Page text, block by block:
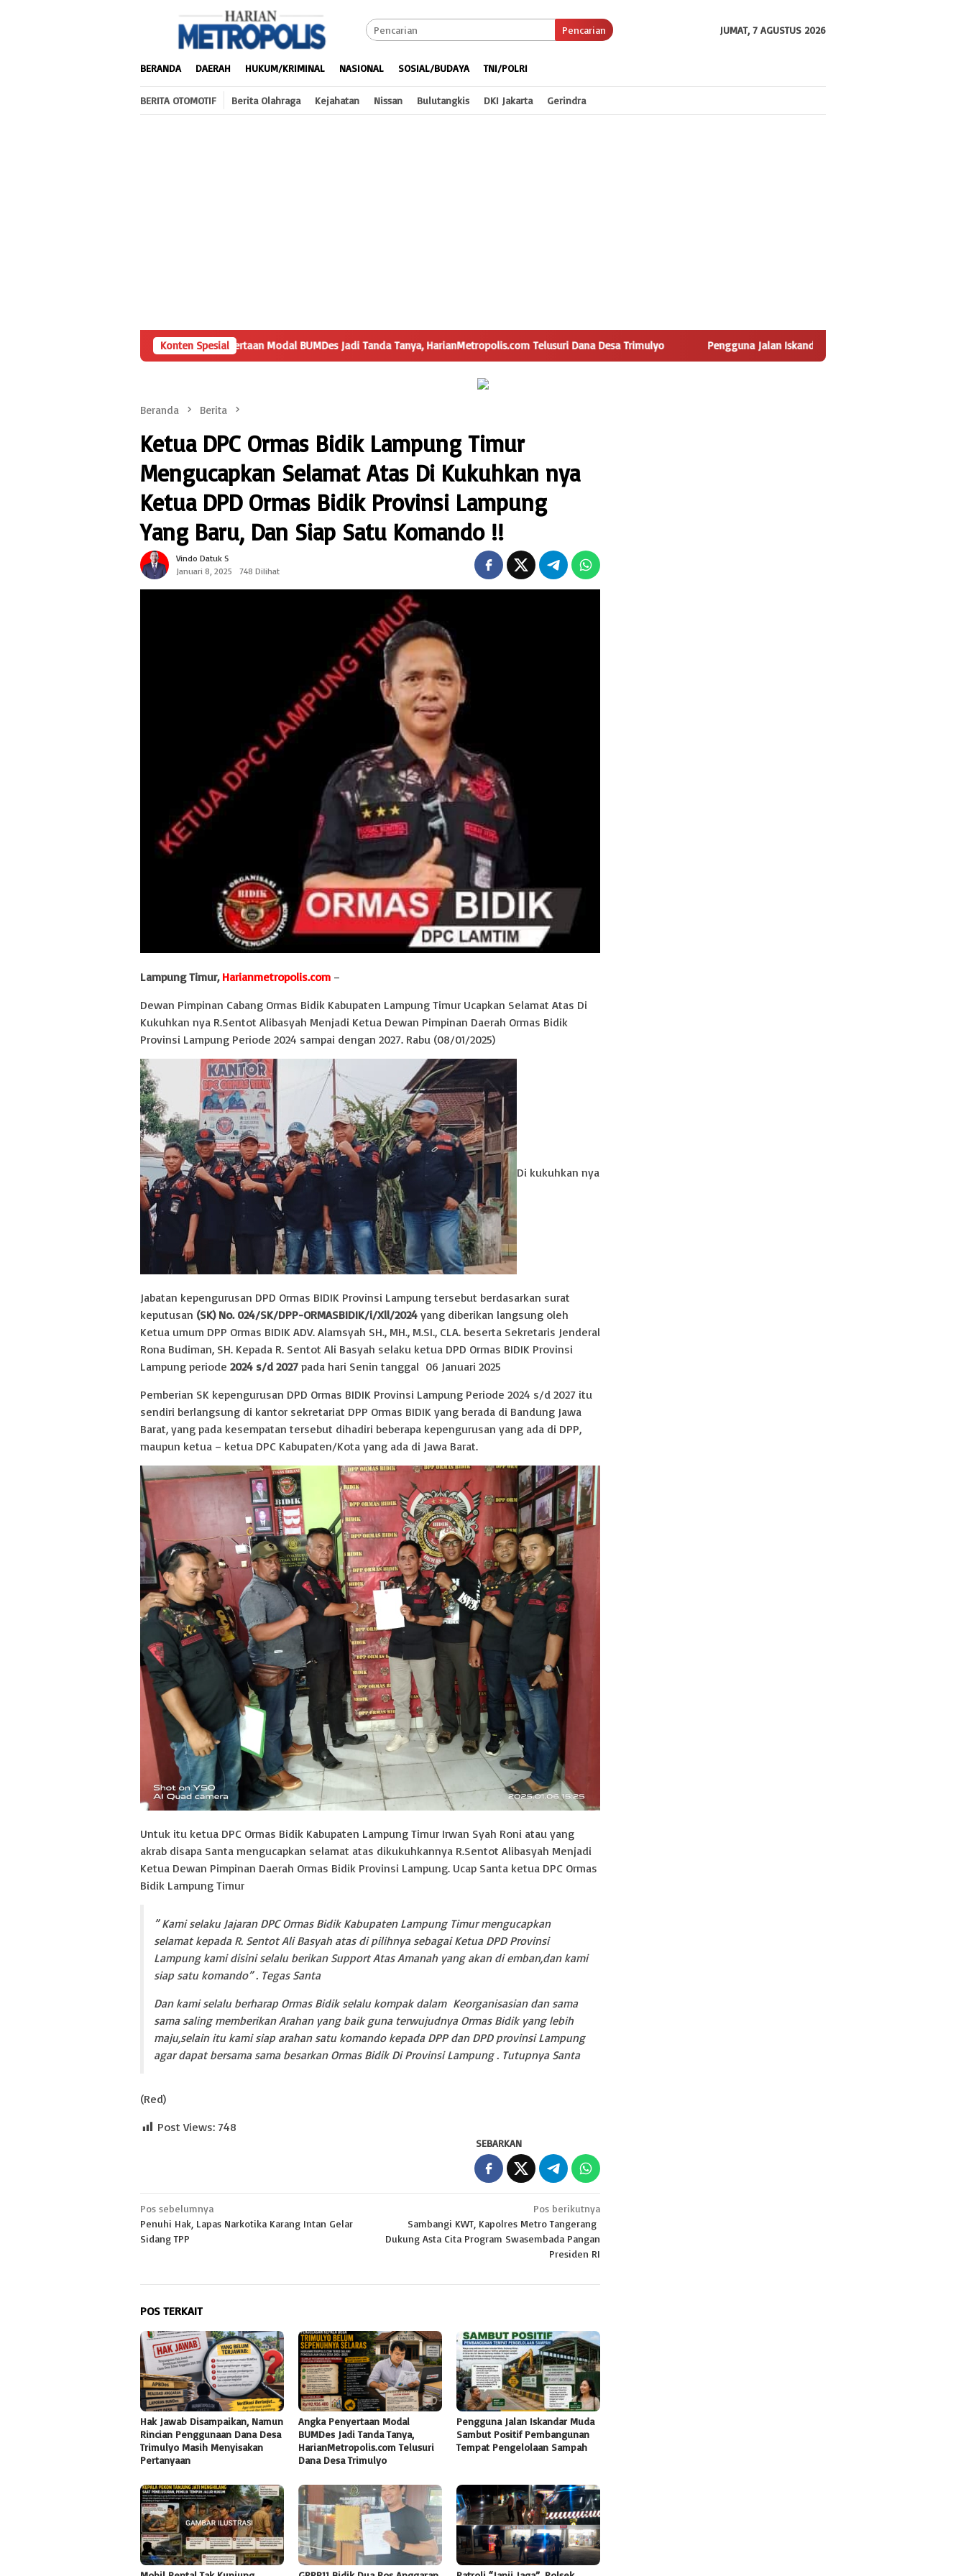
Pencarian JUMAT, 7 AGUSTUS 2026
BERANDA DAERAH HUKUM/KRIMINAL NASIONAL SOSIAL/BUDAYA TNI/POLRI
BERITA OTOMOTIF Berita Olahraga Kejahatan Nissan Bulutangkis DKI Jakarta Gerindra
Konten Spesial
Angka Penyertaan Modal BUMDes Jadi Tanda Tanya, HarianMetropolis.com Telusuri Dana Desa Trimulyo Pengguna Jalan Iskandar Muda Sambut Positif Pembangunan Tempat
Beranda Berita
Ketua DPC Ormas Bidik Lampung Timur
Mengucapkan Selamat Atas Di Kukuhkan nya
Ketua DPD Ormas Bidik Provinsi Lampung
Yang Baru, Dan Siap Satu Komando !!
Vindo Datuk S
Januari 8, 2025
748 Dilihat
Lampung Timur, Harianmetropolis.com –
Dewan Pimpinan Cabang Ormas Bidik Kabupaten Lampung Timur Ucapkan Selamat Atas Di
Kukuhkan nya R.Sentot Alibasyah Menjadi Ketua Dewan Pimpinan Daerah Ormas Bidik
Provinsi Lampung Periode 2024 sampai dengan 2027. Rabu (08/01/2025)
Di kukuhkan nya
Jabatan kepengurusan DPD Ormas BIDIK Provinsi Lampung tersebut berdasarkan surat
keputusan (SK) No. 024/SK/DPP-ORMASBIDIK/i/Xll/2024 yang diberikan langsung oleh
Ketua umum DPP Ormas BIDIK ADV. Alamsyah SH., MH., M.SI., CLA. beserta Sekretaris Jenderal
Rona Budiman, SH. Kepada R. Sentot Ali Basyah selaku ketua DPD Ormas BIDIK Provinsi
Lampung periode 2024 s/d 2027 pada hari Senin tanggal 06 Januari 2025
Pemberian SK kepengurusan DPD Ormas BIDIK Provinsi Lampung Periode 2024 s/d 2027 itu
sendiri berlangsung di kantor sekretariat DPP Ormas BIDIK yang berada di Bandung Jawa
Barat, yang pada kesempatan tersebut dihadiri beberapa kepengurusan yang ada di DPP,
maupun ketua – ketua DPC Kabupaten/Kota yang ada di Jawa Barat.
Untuk itu ketua DPC Ormas Bidik Kabupaten Lampung Timur Irwan Syah Roni atau yang
akrab disapa Santa mengucapkan selamat atas dikukuhkannya R.Sentot Alibasyah Menjadi
Ketua Dewan Pimpinan Daerah Ormas Bidik Provinsi Lampung. Ucap Santa ketua DPC Ormas
Bidik Lampung Timur
” Kami selaku Jajaran DPC Ormas Bidik Kabupaten Lampung Timur mengucapkan
selamat kepada R. Sentot Ali Basyah atas di pilihnya sebagai Ketua DPD Provinsi
Lampung kami disini selalu berikan Support Atas Amanah yang akan di emban,dan kami
siap satu komando” . Tegas Santa
Dan kami selalu berharap Ormas Bidik selalu kompak dalam Keorganisasian dan sama
sama saling memberikan Arahan yang baik guna terwujudnya Ormas Bidik yang lebih
maju,selain itu kami siap arahan satu komando kepada DPP dan DPD provinsi Lampung
agar dapat bersama sama besarkan Ormas Bidik Di Provinsi Lampung . Tutupnya Santa
(Red)
Post Views: 748
SEBARKAN
Navigasi
pos
Pos sebelumnya
Penuhi Hak, Lapas Narkotika Karang Intan Gelar
Sidang TPP
Pos berikutnya
Sambangi KWT, Kapolres Metro Tangerang
Dukung Asta Cita Program Swasembada Pangan
Presiden RI
POS TERKAIT
Hak Jawab Disampaikan, Namun
Rincian Penggunaan Dana Desa
Trimulyo Masih Menyisakan
Pertanyaan
Angka Penyertaan Modal
BUMDes Jadi Tanda Tanya,
HarianMetropolis.com Telusuri
Dana Desa Trimulyo
Pengguna Jalan Iskandar Muda
Sambut Positif Pembangunan
Tempat Pengelolaan Sampah